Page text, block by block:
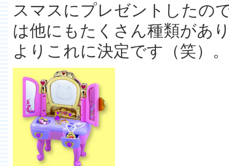
スマスにプレゼントしたの
は他にもたくさん種類があ
よりこれに決定です（笑）。